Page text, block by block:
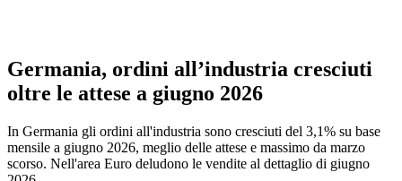
Germania, ordini all’industria cresciuti
oltre le attese a giugno 2026
In Germania gli ordini all'industria sono cresciuti del 3,1% su base
mensile a giugno 2026, meglio delle attese e massimo da marzo
scorso. Nell'area Euro deludono le vendite al dettaglio di giugno